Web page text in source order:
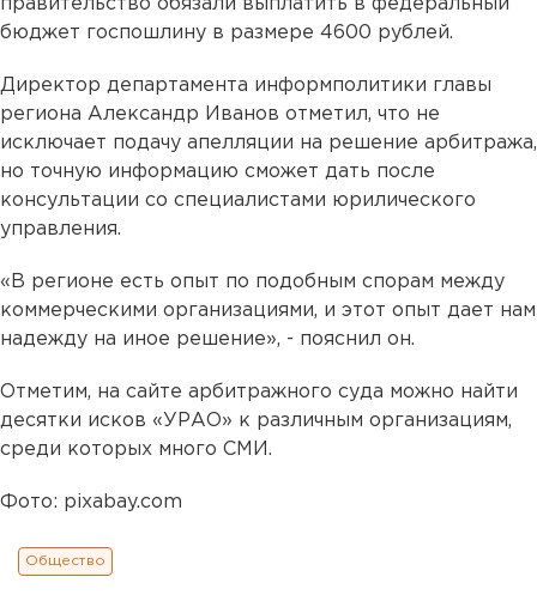
правительство обязали выплатить в федеральный
бюджет госпошлину в размере 4600 рублей.
Директор департамента информполитики главы
региона Александр Иванов отметил, что не
исключает подачу апелляции на решение арбитража,
но точную информацию сможет дать после
консультации со специалистами юрилического
управления.
«В регионе есть опыт по подобным спорам между
коммерческими организациями, и этот опыт дает нам
надежду на иное решение», - пояснил он.
Отметим, на сайте арбитражного суда можно найти
десятки исков «УРАО» к различным организациям,
среди которых много СМИ.
Фото: pixabay.com
Общество